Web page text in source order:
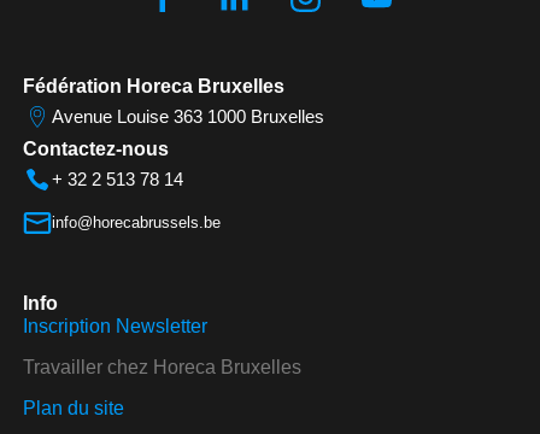
Fédération Horeca Bruxelles
Avenue Louise 363 1000 Bruxelles
Contactez-nous
+ 32 2 513 78 14
info@horecabrussels.be
Info
Inscription Newsletter
Travailler chez Horeca Bruxelles
Plan du site